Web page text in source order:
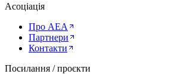
Асоціація
Про AEA
Партнери
Контакти
Посилання / проєкти